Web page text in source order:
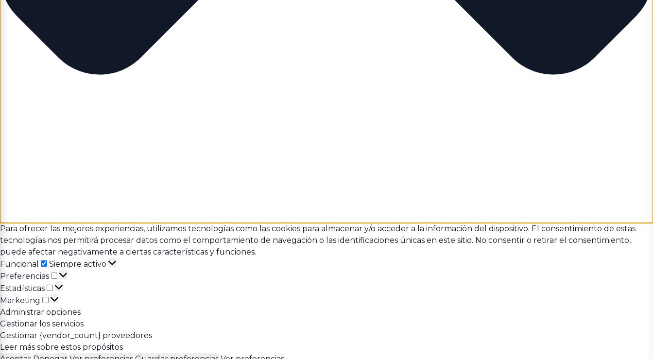
Para ofrecer las mejores experiencias, utilizamos tecnologías como las cookies para almacenar y/o acceder a la información del dispositivo. El consentimiento de estas
tecnologías nos permitirá procesar datos como el comportamiento de navegación o las identificaciones únicas en este sitio. No consentir o retirar el consentimiento,
puede afectar negativamente a ciertas características y funciones.
Funcional
Funcional
Siempre activo
Preferencias
Preferencias
Estadísticas
Estadísticas
Marketing
Marketing
Administrar opciones
Gestionar los servicios
Gestionar {vendor_count} proveedores
Leer más sobre estos propósitos